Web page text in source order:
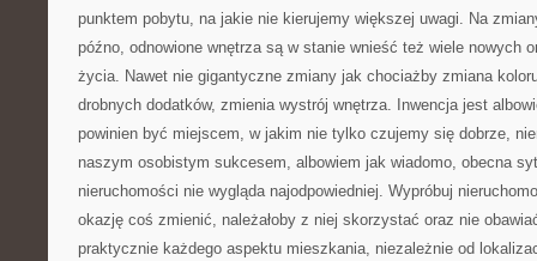
punktem pobytu, na jakie nie kierujemy większej uwagi. Na
późno, odnowione wnętrza są w stanie wnieść też wiele nowych
życia. Nawet nie gigantyczne zmiany jak chociażby zmiana
drobnych dodatków, zmienia wystrój wnętrza. Inwencja jest
powinien być miejscem, w jakim nie tylko czujemy się dobrze,
naszym osobistym sukcesem, albowiem jak wiadomo, obecna
nieruchomości nie wygląda najodpowiedniej. Wypróbuj
okazję coś zmienić, należałoby z niej skorzystać oraz nie
praktycznie każdego aspektu mieszkania, niezależnie od